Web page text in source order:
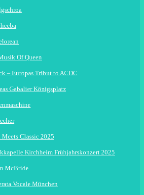
Of Queen
– Europas Tribut to ACDC
Gabalier Königsplatz
Meets Classic 2025
Kirchheim Frühjahrskonzert 2025
McBride
Vocale München